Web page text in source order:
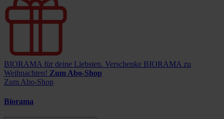
BIORAMA für deine Liebsten. Verschenke BIORAMA zu
Weihnachten! Zum Abo-Shop
Zum Abo-Shop
Biorama